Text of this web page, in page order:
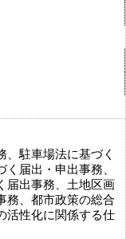
駐車場法に基づく
届出・申出事務、
届出事務、土地区画
務、都市政策の総合
活性化に関係する仕